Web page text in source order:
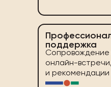
поддержка
Сопровождение
онлайн-
и